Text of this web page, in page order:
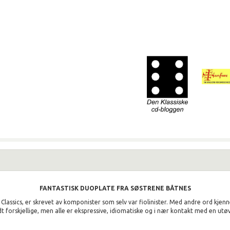
FANTASTISK DUOPLATE FRA SØSTRENE BÅTNES
er skrevet av komponister som selv var fiolinister. Med andre ord
forskjellige, men alle er ekspressive, idiomatiske og i nær kontakt med en